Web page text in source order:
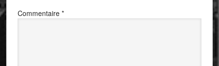
Commentaire *